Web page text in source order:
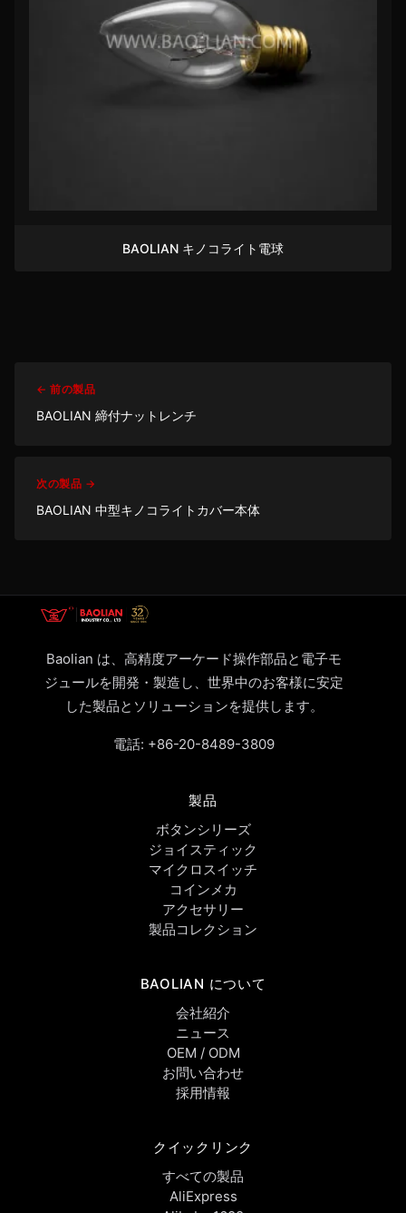
BAOLIAN キノコライト電球
← 前の製品
BAOLIAN 締付ナットレンチ
次の製品 →
BAOLIAN 中型キノコライトカバー本体
Baolian は、高精度アーケード操作部品と電子モ
ジュールを開発・製造し、世界中のお客様に安定
した製品とソリューションを提供します。
電話: +86-20-8489-3809
製品
ボタンシリーズ
ジョイスティック
マイクロスイッチ
コインメカ
アクセサリー
製品コレクション
BAOLIAN について
会社紹介
ニュース
OEM / ODM
お問い合わせ
採用情報
クイックリンク
すべての製品
AliExpress